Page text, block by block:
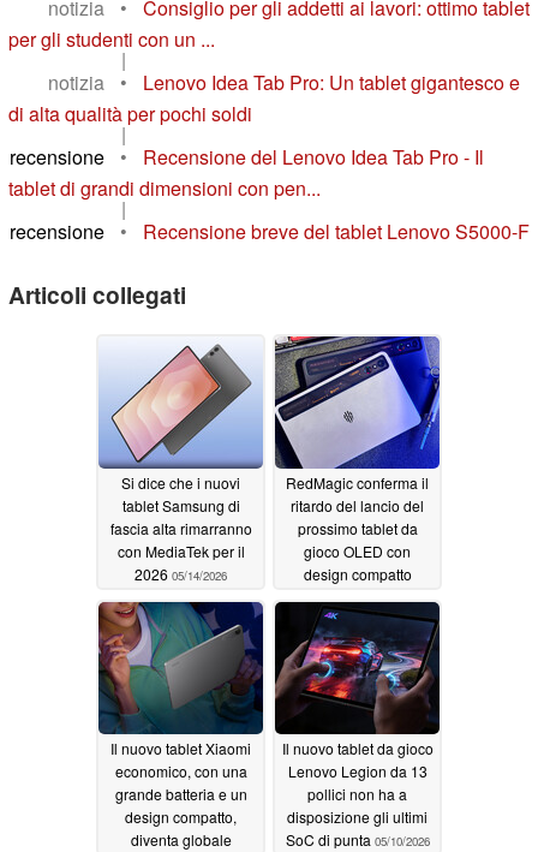
notizia
•
Consiglio per gli addetti ai lavori: ottimo tablet
per gli studenti con un ...
|
notizia
•
Lenovo Idea Tab Pro: Un tablet gigantesco e
di alta qualità per pochi soldi
|
recensione
•
Recensione del Lenovo Idea Tab Pro - Il
tablet di grandi dimensioni con pen...
|
recensione
• Recensione breve del tablet Lenovo S5000-F
Articoli collegati
Si dice che i nuovi
tablet Samsung di
fascia alta rimarranno
con MediaTek per il
2026 05/14/2026
RedMagic conferma il
ritardo del lancio del
prossimo tablet da
gioco OLED con
design compatto
05/10/2026
Il nuovo tablet Xiaomi
economico, con una
grande batteria e un
design compatto,
diventa globale
Il nuovo tablet da gioco
Lenovo Legion da 13
pollici non ha a
disposizione gli ultimi
SoC di punta 05/10/2026